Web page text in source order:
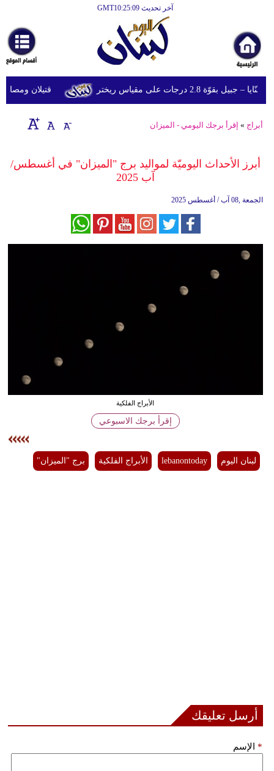
آخر تحديث GMT10:25:09
أخبارعاجلة
رياضة
ثقافة
إقتصاد
وموسيقى
تعليم
أزياء
إسلامية
قتيلان ومصابون جراء 14 غارة إسرائيلية على شرق 2.8 درجات على مقياس ريختر
أبراج » إقرأ برجك اليومي - الميزان
أبرز الأحداث اليوميّة لمواليد برج "الميزان" في أغسطس/
آب 2025
الجمعة ,08 آب / أغسطس 2025
الأبراج الفلكية
إقرأ برجك الاسبوعي
لبنان اليوم lebanontoday الأبراج الفلكية برج "الميزان"
أرسل تعليقك
الإسم *